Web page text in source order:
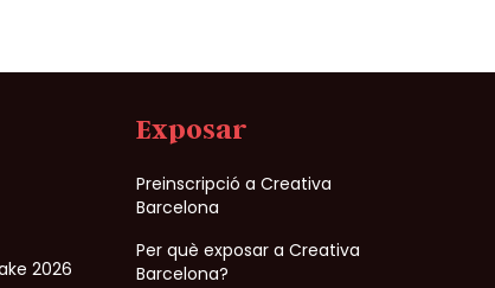
2026
Exposar
Preinscripció a Creativa
Barcelona
Per què exposar a Creativa
Barcelona?